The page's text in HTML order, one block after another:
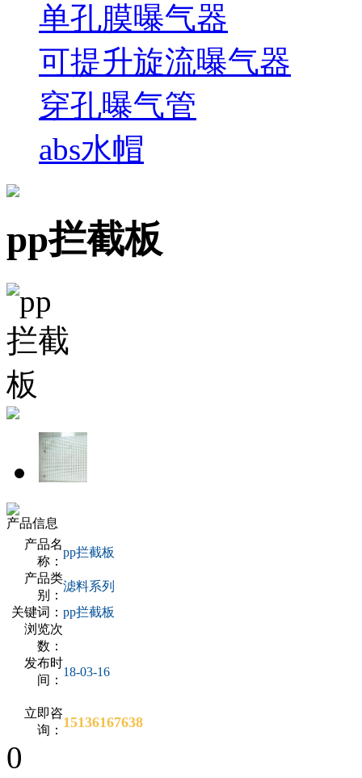
单孔膜曝气器
可提升旋流曝气器
穿孔曝气管
abs水帽
pp拦截板
产品信息
产品名
称：
pp拦截板
产品类
别：
滤料系列
关键词： pp拦截板
浏览次
数：
发布时
间：
18-03-16
立即咨
询： 15136167638
0